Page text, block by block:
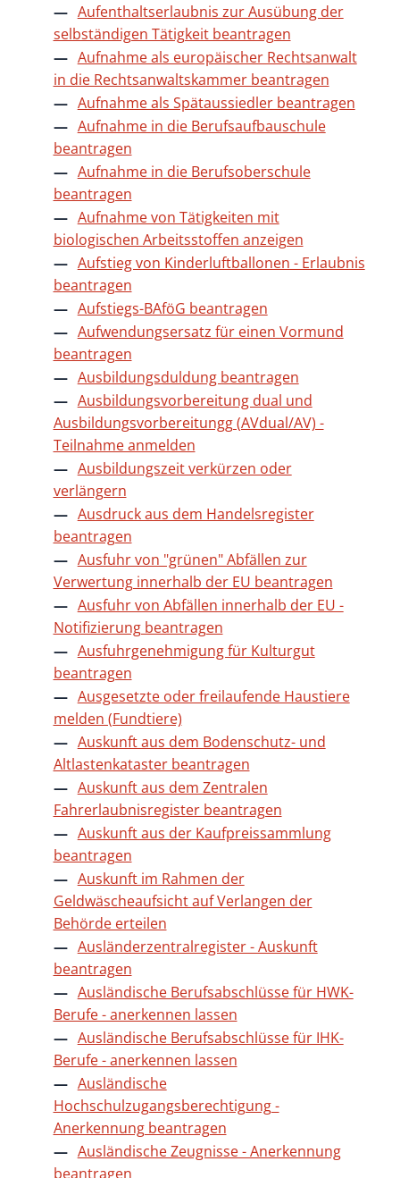
Aufenthaltserlaubnis zur Ausübung der
selbständigen Tätigkeit beantragen
Aufnahme als europäischer Rechtsanwalt
in die Rechtsanwaltskammer beantragen
Aufnahme als Spätaussiedler beantragen
Aufnahme in die Berufsaufbauschule
beantragen
Aufnahme in die Berufsoberschule
beantragen
Aufnahme von Tätigkeiten mit
biologischen Arbeitsstoffen anzeigen
Aufstieg von Kinderluftballonen - Erlaubnis
beantragen
Aufstiegs-BAföG beantragen
Aufwendungsersatz für einen Vormund
beantragen
Ausbildungsduldung beantragen
Ausbildungsvorbereitung dual und
Ausbildungsvorbereitungg (AVdual/AV) -
Teilnahme anmelden
Ausbildungszeit verkürzen oder
verlängern
Ausdruck aus dem Handelsregister
beantragen
Ausfuhr von "grünen" Abfällen zur
Verwertung innerhalb der EU beantragen
Ausfuhr von Abfällen innerhalb der EU -
Notifizierung beantragen
Ausfuhrgenehmigung für Kulturgut
beantragen
Ausgesetzte oder freilaufende Haustiere
melden (Fundtiere)
Auskunft aus dem Bodenschutz- und
Altlastenkataster beantragen
Auskunft aus dem Zentralen
Fahrerlaubnisregister beantragen
Auskunft aus der Kaufpreissammlung
beantragen
Auskunft im Rahmen der
Geldwäscheaufsicht auf Verlangen der
Behörde erteilen
Ausländerzentralregister - Auskunft
beantragen
Ausländische Berufsabschlüsse für HWK-
Berufe - anerkennen lassen
Ausländische Berufsabschlüsse für IHK-
Berufe - anerkennen lassen
Ausländische
Hochschulzugangsberechtigung -
Anerkennung beantragen
Ausländische Zeugnisse - Anerkennung
beantragen